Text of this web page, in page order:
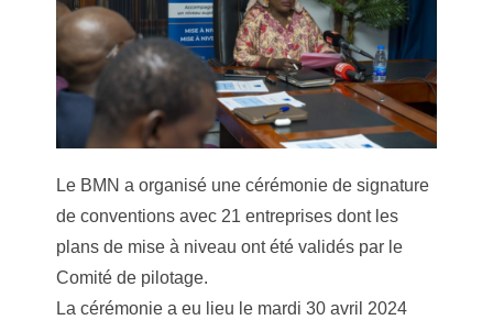
Le BMN a organisé une cérémonie de signature
de conventions avec 21 entreprises dont les
plans de mise à niveau ont été validés par le
Comité de pilotage.
La cérémonie a eu lieu le mardi 30 avril 2024